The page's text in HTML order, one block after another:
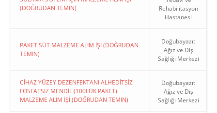
(DOĞRUDAN TEMIN)
Rehabilitasyon
Hastanesi
PAKET SÜT MALZEME ALIM İŞİ (DOĞRUDAN
TEMIN)
Doğubayazıt
Ağız ve Diş
Sağlığı Merkezi
CİHAZ YÜZEY DEZENFEKTANI ALHEDİTSİZ
FOSFATSIZ MENDİL (100LÜK PAKET)
MALZEME ALIM İŞİ (DOĞRUDAN TEMIN)
Doğubayazıt
Ağız ve Diş
Sağlığı Merkezi